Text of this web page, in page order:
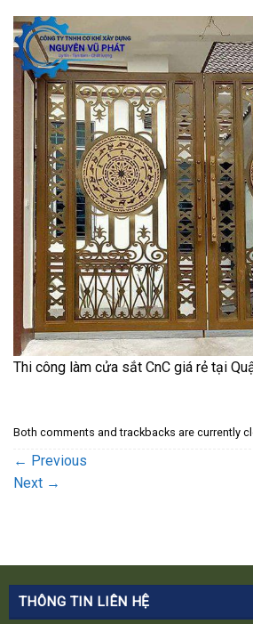
Thi công làm cửa sắt CnC giá rẻ tại
Both comments and trackbacks are currently
← Previous
Next →
THÔNG TIN LIÊN HỆ